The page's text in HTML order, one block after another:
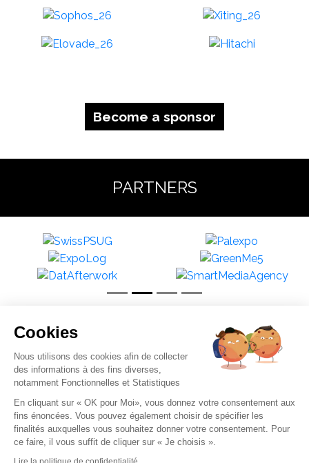
Cookies
Nous utilisons des cookies afin de collecter
des informations à des fins diverses,
notamment Fonctionnelles et Statistiques
En cliquant sur « OK pour Moi», vous donnez votre consentement aux
fins énoncées. Vous pouvez également choisir de spécifier les
finalités auxquelles vous souhaitez donner votre consentement. Pour
ce faire, il vous suffit de cliquer sur « Je choisis ».
Become a sponsor
PARTNERS
Organizer BY Connect S.A.S | TVA: CHE-338.237.061 |
Tel: +33 (0)9 81 45 10 19
GDRP / Your data / Terms of use